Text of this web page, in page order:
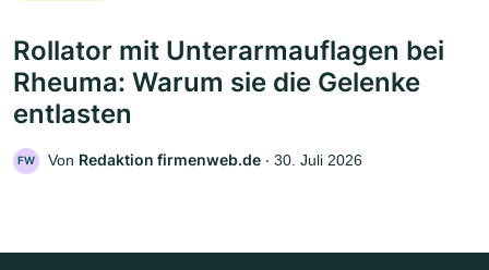
Rollator mit Unterarmauflagen bei
Rheuma: Warum sie die Gelenke
entlasten
FW Von Redaktion firmenweb.de ‧ 30. Juli 2026